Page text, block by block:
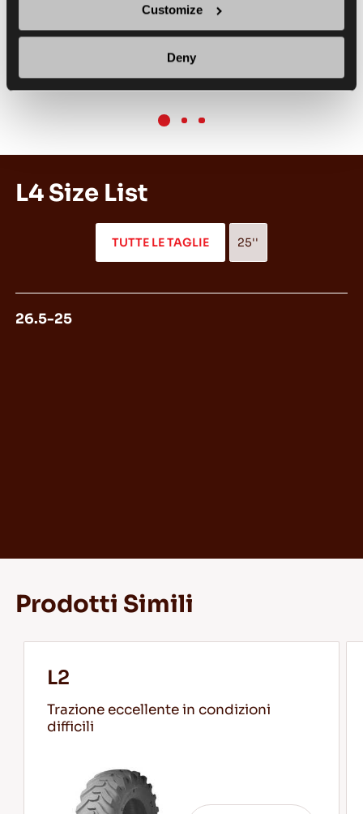
Customize
Deny
L4 Size List
TUTTE LE TAGLIE 25''
26.5-25
Prodotti Simili
L2
Trazione eccellente in condizioni
difficili